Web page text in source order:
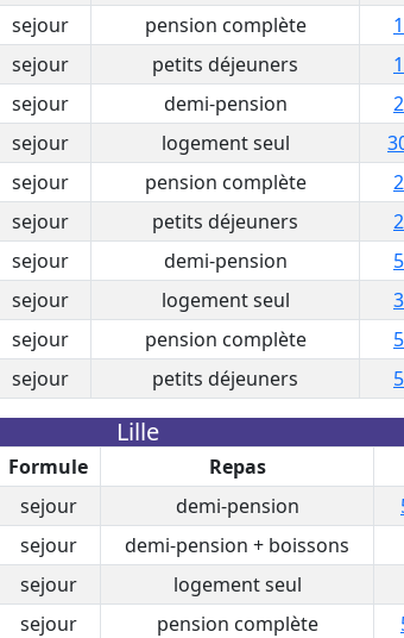
sejour pension complète
sejour petits déjeuners
sejour demi-pension
sejour logement seul
sejour pension complète
sejour petits déjeuners
sejour demi-pension
sejour logement seul
sejour pension complète
sejour petits déjeuners
Lille
Formule
Repas
sejour demi-pension
sejour
demi-pension + boissons
sejour
logement seul
sejour pension complète